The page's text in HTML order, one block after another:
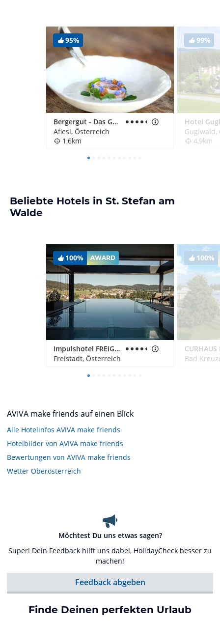
95%
Bergergut - Das Genießerhotel für Paare
Afiesl, Österreich
1,6km
99%
Hotel
4,9km
Beliebte Hotels in St. Stefan am
Walde
100% AWARD
Impulshotel FREIGOLD
Freistadt, Österreich
100%
Bad
AVIVA make friends auf einen Blick
Alle Hotelinfos AVIVA make friends
Hotelbilder von AVIVA make friends
Bewertungen von AVIVA make friends
Wetter Oberösterreich
Möchtest Du uns etwas sagen?
Super! Dein Feedback hilft uns dabei, HolidayCheck besser zu
machen!
Feedback abgeben
Finde Deinen perfekten Urlaub